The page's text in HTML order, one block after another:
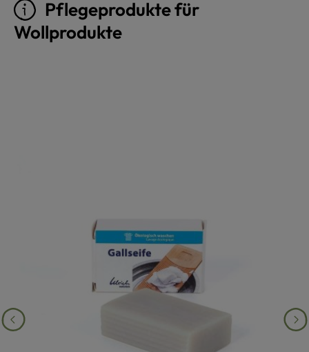
Pflegeprodukte für
Wollprodukte